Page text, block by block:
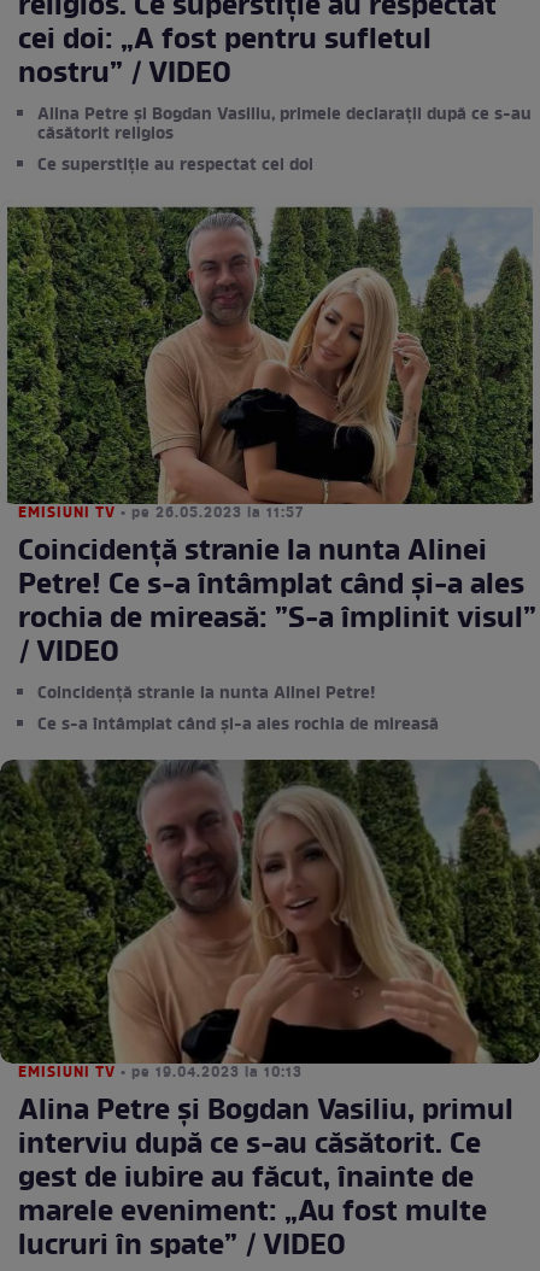
cei doi: „A fost pentru sufletul
nostru” / VIDEO
Alina Petre și Bogdan Vasiliu, primele declarații după ce s-au
căsătorit religios
Ce superstiție au respectat cei doi
EMISIUNI TV • pe 26.05.2023 la 11:57
Coincidență stranie la nunta Alinei
Petre! Ce s-a întâmplat când și-a ales
rochia de mireasă: ”S-a împlinit visul”
/ VIDEO
Coincidență stranie la nunta Alinei Petre!
Ce s-a întâmplat când și-a ales rochia de mireasă
EMISIUNI TV • pe 19.04.2023 la 10:13
Alina Petre și Bogdan Vasiliu, primul
interviu după ce s-au căsătorit. Ce
gest de iubire au făcut, înainte de
marele eveniment: „Au fost multe
lucruri în spate” / VIDEO